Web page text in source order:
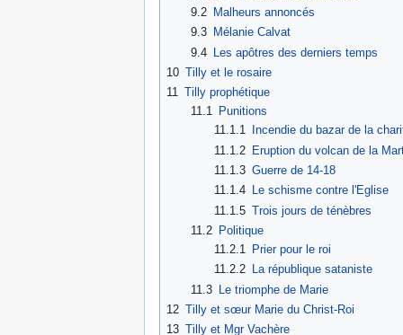
9.2
Malheurs annoncés
9.3
Mélanie Calvat
9.4 Les apôtres des derniers temps
10 Tilly et le rosaire
11 Tilly prophétique
11.1
Punitions
11.1.1
Incendie du bazar de la
11.1.2 Eruption du volcan de la
11.1.3 Guerre de 14-18
11.1.4 Le schisme contre l'Eglise
11.1.5 Trois jours de ténèbres
11.2
Politique
11.2.1
Prier pour le roi
11.2.2 La république sataniste
11.3 Le triomphe de Marie
12 Tilly et sœur Marie du Christ-Roi
13 Tilly et Mgr Vachère